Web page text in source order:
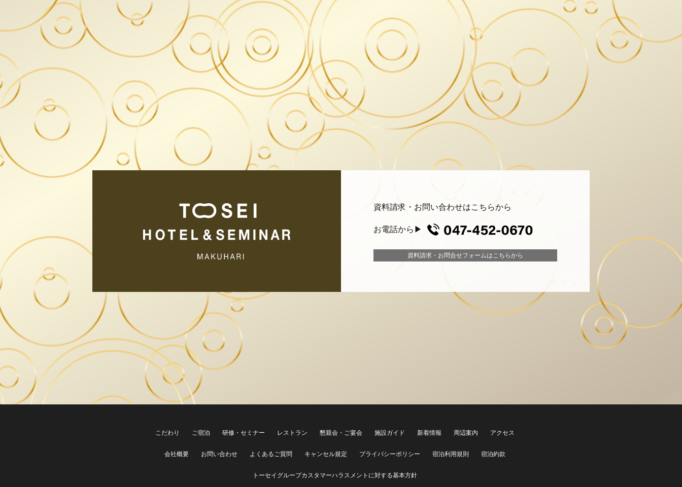
資料請求・お問い合わせはこちらから
お電話から▶︎
資料請求・お問合せフォームはこちらから
こだわり ご宿泊 研修・セミナー レストラン 懇親会・ご宴会 施設ガイド 新着情報 周辺案内 アクセス
会社概要 お問い合わせ よくあるご質問 キャンセル規定 プライバシーポリシー 宿泊利用規則 宿泊約款
トーセイグループカスタマーハラスメントに対する基本方針